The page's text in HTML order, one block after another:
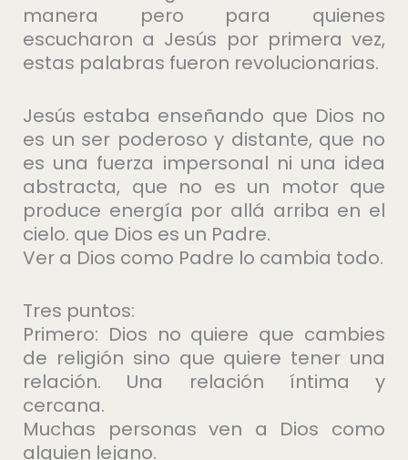
manera pero para quienes
escucharon a Jesús por primera vez,
estas palabras fueron revolucionarias.
Jesús estaba enseñando que Dios no
es un ser poderoso y distante, que no
es una fuerza impersonal ni una idea
abstracta, que no es un motor que
produce energía por allá arriba en el
cielo. que Dios es un Padre.
Ver a Dios como Padre lo cambia todo.
Tres puntos:
Primero: Dios no quiere que cambies
de religión sino que quiere tener una
relación. Una relación íntima y
cercana.
Muchas personas ven a Dios como
alguien lejano.